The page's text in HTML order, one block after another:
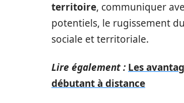
territoire, communiquer
potentiels, le rugissement du
sociale et territoriale.
Lire également : Les
débutant à distance